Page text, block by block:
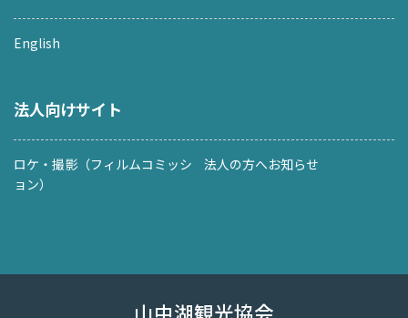
English
法人向けサイト
ロケ・撮影（フィルムコミッシ
ョン）
法人の方へお知らせ
山中湖観光協会